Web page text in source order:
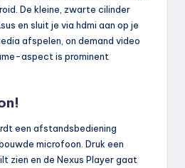
De kleine, zwarte cilinder
en sluit je via hdmi aan op je
afspelen, on demand video
aspect is prominent
een afstandsbediening
microfoon. Druk een
zien en de Nexus Player gaat